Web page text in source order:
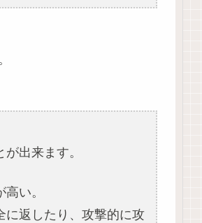
出来ます。
い。
に返したり、攻撃的に攻